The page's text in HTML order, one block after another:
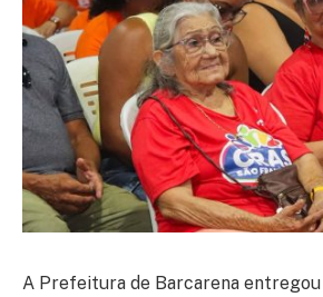
A Prefeitura de Barcarena entregou